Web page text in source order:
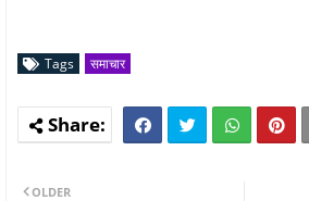
Tags समाचार
OLDER